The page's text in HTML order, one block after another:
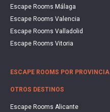
Escape Rooms Málaga
Escape Rooms Valencia
Escape Rooms Valladolid
Escape Rooms Vitoria
ESCAPE ROOMS POR PROVINCIA
OTROS DESTINOS
Escape Rooms Alicante